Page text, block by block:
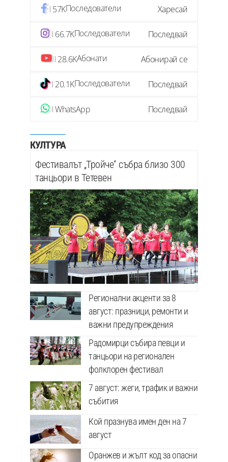
57KПоследователи Харесай
66.7KПоследователи Последвай
28.6KАбонати Абонирай се
20.1KПоследователи Последвай
WhatsApp Последвай
КУЛТУРА
Фестивалът „Тройче“ събра близо 300
танцьори в Тетевен
Регионални акценти за 8
август: празници, ремонти и
важни предупреждения
Радомирци събира певци и
танцьори на регионален
фолклорен фестивал
7 август: жеги, трафик и важни
събития
Кой празнува имен ден на 7
август
Оранжев и жълт код за опасни